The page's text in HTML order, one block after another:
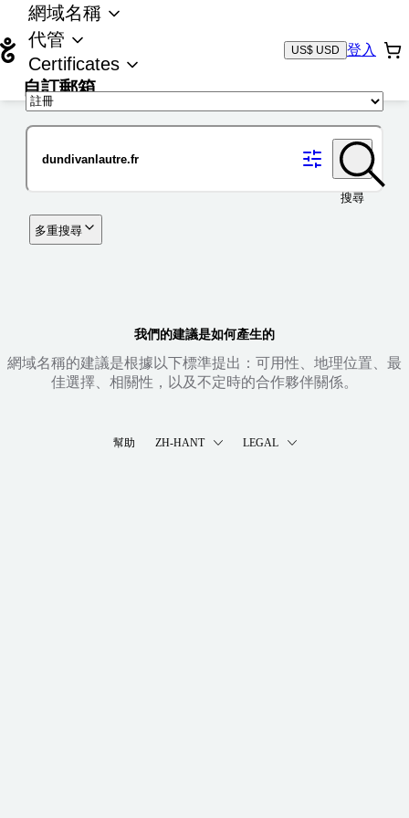
網域名稱
代管
Certificates
自訂郵箱
US$ USD 登入
搜尋
多重搜尋
我們的建議是如何產生的
網域名稱的建議是根據以下標準提出：可用性、地理位置、最
佳選擇、相關性，以及不定時的合作夥伴關係。
幫助 ZH-HANT LEGAL